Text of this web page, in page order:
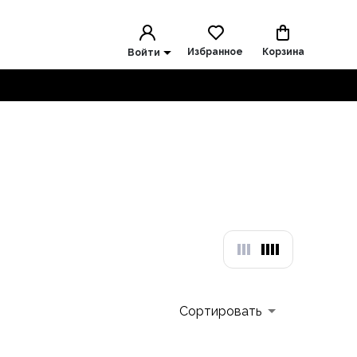
Войти Избранное Корзина
Сортировать